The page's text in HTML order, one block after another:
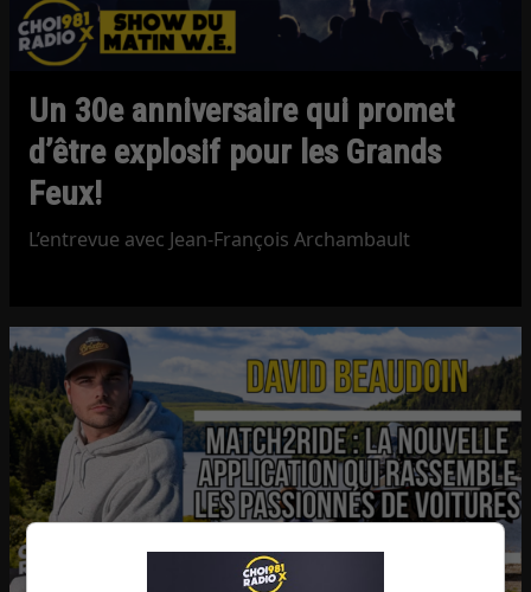
Un 30e anniversaire qui promet
d’être explosif pour les Grands
Feux!
L’entrevue avec Jean-François Archambault